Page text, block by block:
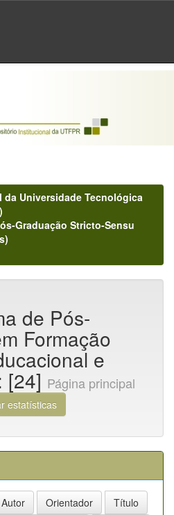
Universidade Tecnológica
Graduação Stricto-Sensu
de Pós-
Formação
e
[24] Página principal
estatísticas